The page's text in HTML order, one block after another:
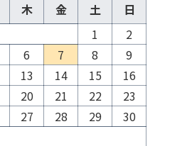
木 金 土
日
1
2
6 7 8
9
13 14 15
16
20 21 22
23
27 28 29
30